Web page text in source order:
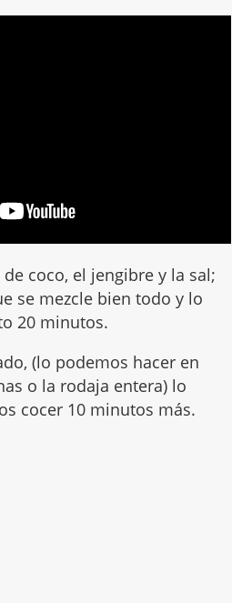
coco, el jengibre y la sal;
se mezcle bien todo y lo
20 minutos.
(lo podemos hacer en
o la rodaja entera) lo
cocer 10 minutos más.